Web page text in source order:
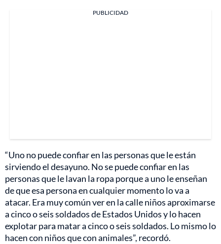
PUBLICIDAD
“Uno no puede confiar en las personas que le están
sirviendo el desayuno. No se puede confiar en las
personas que le lavan la ropa porque a uno le enseñan
de que esa persona en cualquier momento lo va a
atacar. Era muy común ver en la calle niños aproximarse
a cinco o seis soldados de Estados Unidos y lo hacen
explotar para matar a cinco o seis soldados. Lo mismo lo
hacen con niños que con animales”, recordó.